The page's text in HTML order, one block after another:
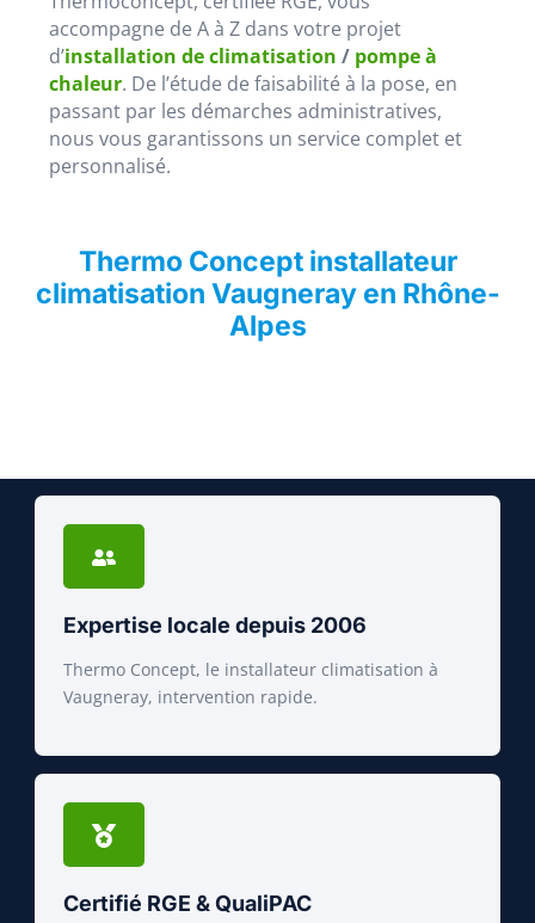
accompagne de A à Z dans votre projet
d’installation de climatisation / pompe à
chaleur. De l’étude de faisabilité à la pose, en
passant par les démarches administratives,
nous vous garantissons un service complet et
personnalisé.
Thermo Concept installateur
climatisation Vaugneray en Rhône-
Alpes
Expertise locale depuis 2006
Thermo Concept, le installateur climatisation à
Vaugneray, intervention rapide.
Certifié RGE & QualiPAC